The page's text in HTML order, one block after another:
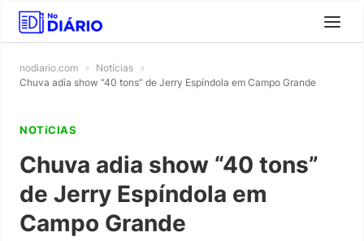
nodiario.com » Notícias »
Chuva adia show “40 tons” de Jerry Espíndola em Campo Grande
NOTíCIAS
Chuva adia show “40 tons”
de Jerry Espíndola em
Campo Grande